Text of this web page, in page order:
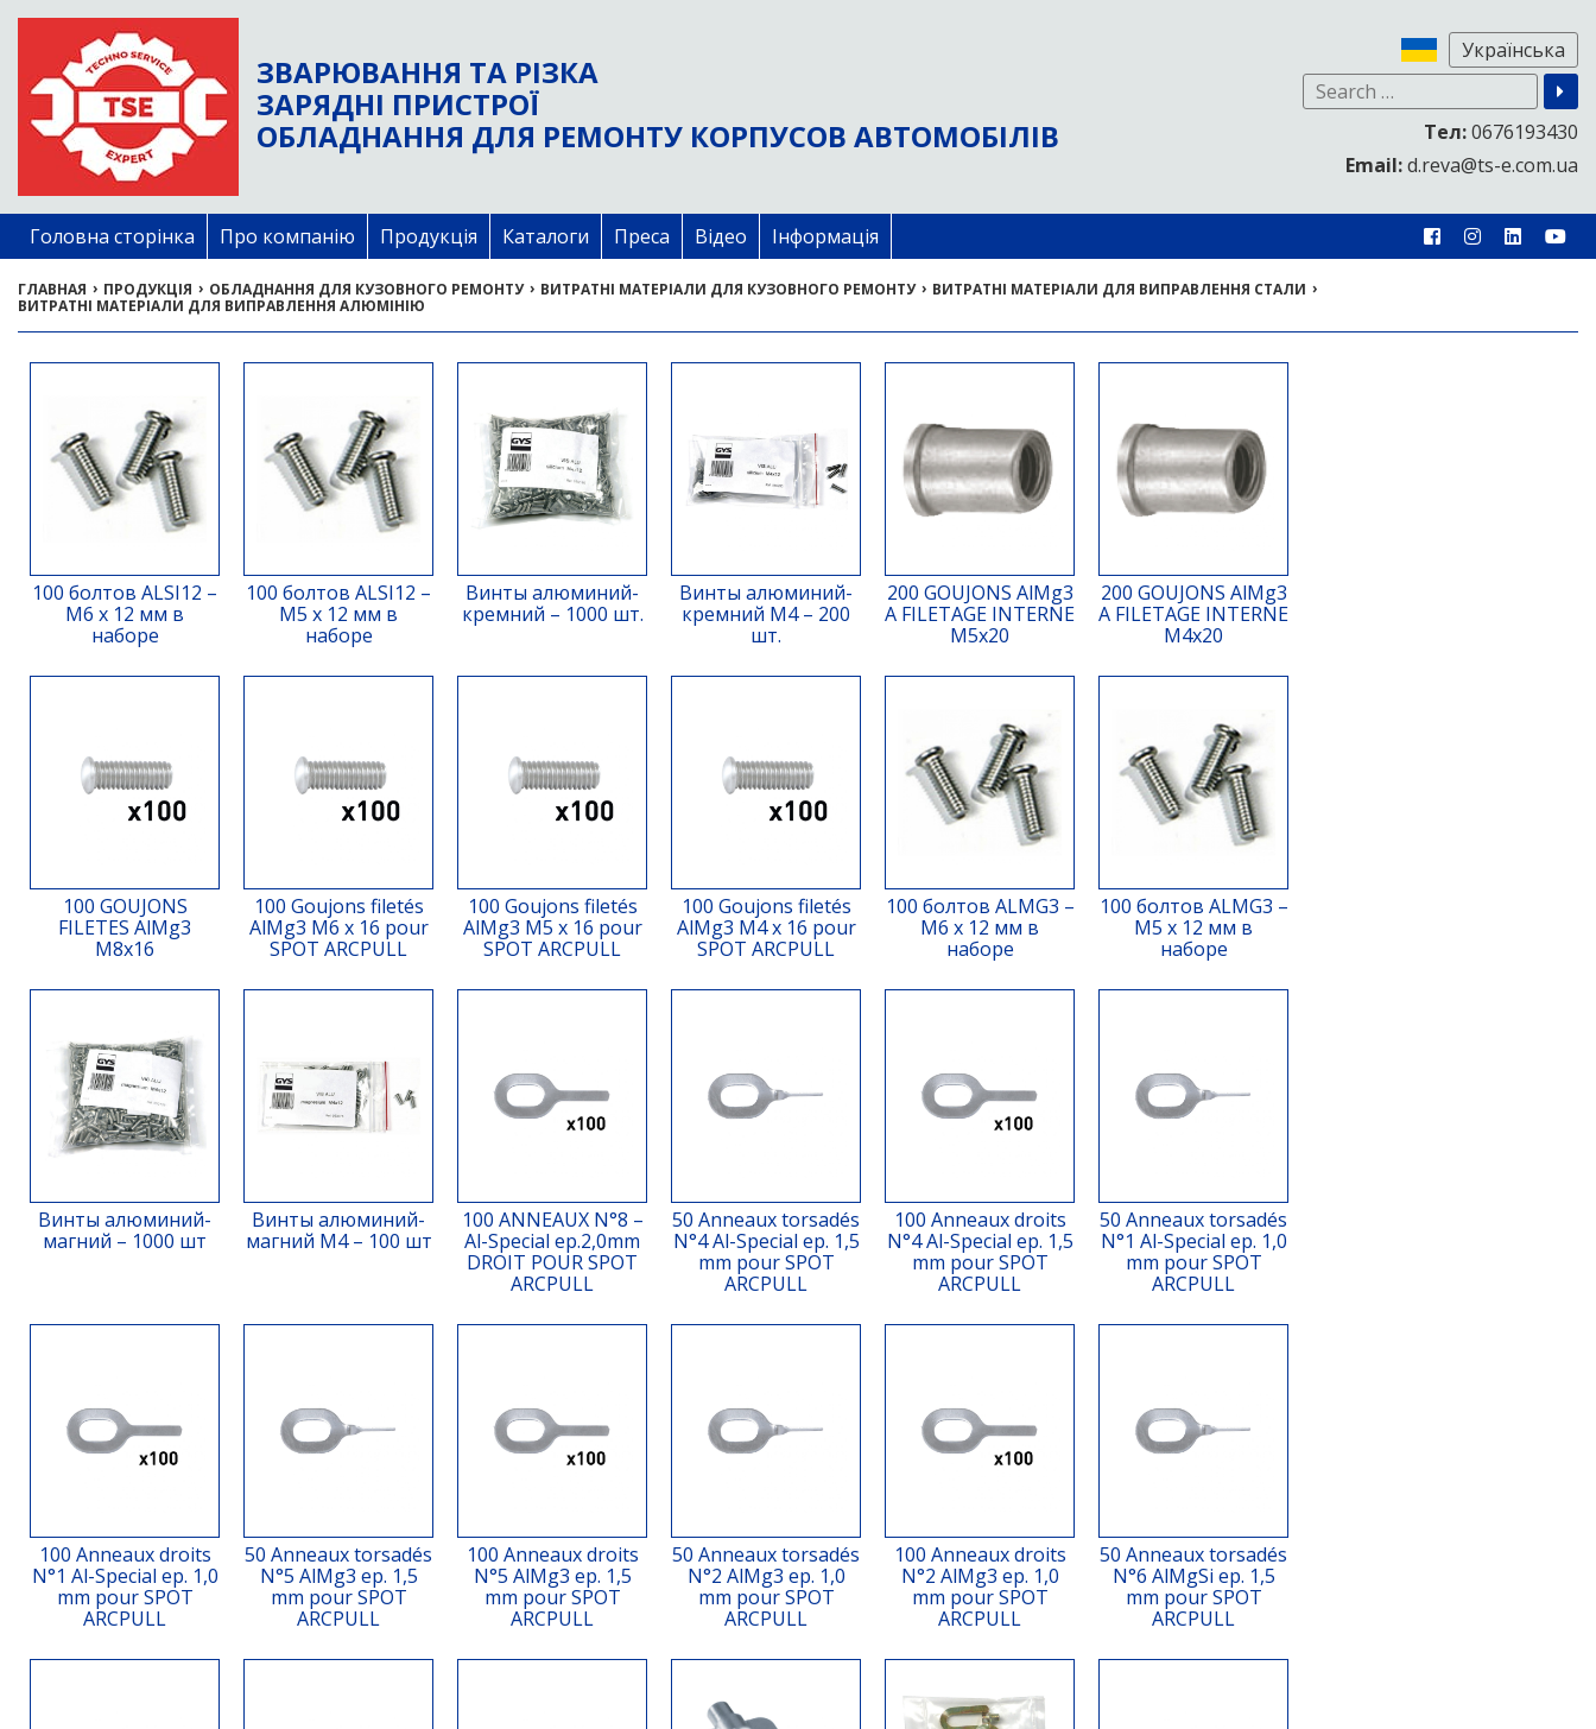
ЗВАРЮВАННЯ ТА РІЗКА
ЗАРЯДНІ ПРИСТРОЇ
ОБЛАДНАННЯ ДЛЯ РЕМОНТУ КОРПУСОВ АВТОМОБІЛІВ
Тел:0676193430
Email:d.reva@ts-e.com.ua
Головна сторінка Про компанію Продукція Каталоги Преса Відео Інформація
ГЛАВНАЯ › ПРОДУКЦІЯ › ОБЛАДНАННЯ ДЛЯ КУЗОВНОГО РЕМОНТУ › ВИТРАТНІ МАТЕРІАЛИ ДЛЯ КУЗОВНОГО РЕМОНТУ › ВИТРАТНІ МАТЕРІАЛИ ДЛЯ ВИПРАВЛЕННЯ СТАЛИ ›
ВИТРАТНІ МАТЕРІАЛИ ДЛЯ ВИПРАВЛЕННЯ АЛЮМІНІЮ
100 болтов ALSI12 –
M6 x 12 мм в
наборе
100 болтов ALSI12 –
M5 x 12 мм в
наборе
Винты алюминий-
кремний – 1000 шт.
Винты алюминий-
кремний M4 – 200
шт.
200 GOUJONS AlMg3
A FILETAGE INTERNE
M5x20
200 GOUJONS AlMg3
A FILETAGE INTERNE
M4x20
100 GOUJONS
FILETES AlMg3
M8x16
100 Goujons filetés
AlMg3 M6 x 16 pour
SPOT ARCPULL
100 Goujons filetés
AlMg3 M5 x 16 pour
SPOT ARCPULL
100 Goujons filetés
AlMg3 M4 x 16 pour
SPOT ARCPULL
100 болтов ALMG3 –
M6 x 12 мм в
наборе
100 болтов ALMG3 –
M5 x 12 мм в
наборе
Винты алюминий-
магний – 1000 шт
Винты алюминий-
магний M4 – 100 шт
100 ANNEAUX N°8 –
Al-Special ep.2,0mm
DROIT POUR SPOT
ARCPULL
50 Anneaux torsadés
N°4 Al-Special ep. 1,5
mm pour SPOT
ARCPULL
100 Anneaux droits
N°4 Al-Special ep. 1,5
mm pour SPOT
ARCPULL
50 Anneaux torsadés
N°1 Al-Special ep. 1,0
mm pour SPOT
ARCPULL
100 Anneaux droits
N°1 Al-Special ep. 1,0
mm pour SPOT
ARCPULL
50 Anneaux torsadés
N°5 AlMg3 ep. 1,5
mm pour SPOT
ARCPULL
100 Anneaux droits
N°5 AlMg3 ep. 1,5
mm pour SPOT
ARCPULL
50 Anneaux torsadés
N°2 AlMg3 ep. 1,0
mm pour SPOT
ARCPULL
100 Anneaux droits
N°2 AlMg3 ep. 1,0
mm pour SPOT
ARCPULL
50 Anneaux torsadés
N°6 AlMgSi ep. 1,5
mm pour SPOT
ARCPULL